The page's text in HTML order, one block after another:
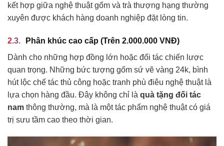
kết hợp giữa nghệ thuật gốm và trà thượng hạng thường
xuyên được khách hàng doanh nghiệp đặt lòng tin.
Phân khúc cao cấp (Trên 2.000.000 VNĐ)
Dành cho những hợp đồng lớn hoặc đối tác chiến lược
quan trọng. Những bức tượng gốm sứ vẽ vàng 24k, bình
hút lộc chế tác thủ công hoặc tranh phù điêu nghệ thuật là
lựa chọn hàng đầu. Đây không chỉ là quà tặng đối tác
nam thông thường, mà là một tác phẩm nghệ thuật có giá
trị sưu tầm cao theo thời gian.